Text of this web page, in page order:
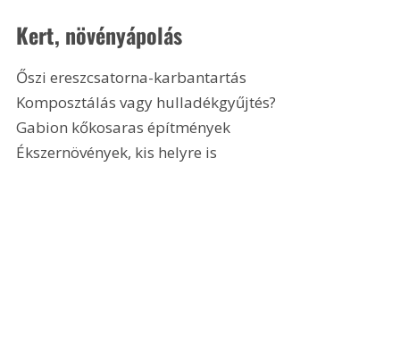
Kert, növényápolás
Őszi ereszcsatorna-karbantartás
Komposztálás vagy hulladékgyűjtés?
Gabion kőkosaras építmények
Ékszernövények, kis helyre is